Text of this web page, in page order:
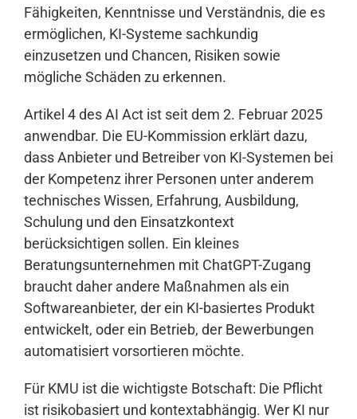
Fähigkeiten, Kenntnisse und Verständnis, die es
ermöglichen, KI-Systeme sachkundig
einzusetzen und Chancen, Risiken sowie
mögliche Schäden zu erkennen.
Artikel 4 des AI Act ist seit dem 2. Februar 2025
anwendbar. Die EU-Kommission erklärt dazu,
dass Anbieter und Betreiber von KI-Systemen bei
der Kompetenz ihrer Personen unter anderem
technisches Wissen, Erfahrung, Ausbildung,
Schulung und den Einsatzkontext
berücksichtigen sollen. Ein kleines
Beratungsunternehmen mit ChatGPT-Zugang
braucht daher andere Maßnahmen als ein
Softwareanbieter, der ein KI-basiertes Produkt
entwickelt, oder ein Betrieb, der Bewerbungen
automatisiert vorsortieren möchte.
Für KMU ist die wichtigste Botschaft: Die Pflicht
ist risikobasiert und kontextabhängig. Wer KI nur